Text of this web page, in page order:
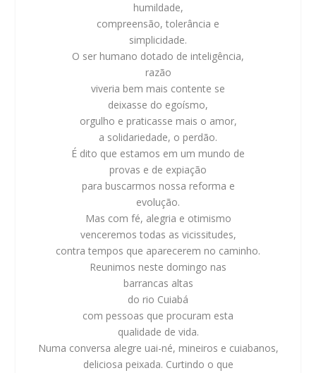
humildade,
compreensão, tolerância e
simplicidade.
O ser humano dotado de inteligência,
razão
viveria bem mais contente se
deixasse do egoísmo,
orgulho e praticasse mais o amor,
a solidariedade, o perdão.
É dito que estamos em um mundo de
provas e de expiação
para buscarmos nossa reforma e
evolução.
Mas com fé, alegria e otimismo
venceremos todas as vicissitudes,
contra tempos que aparecerem no caminho.
Reunimos neste domingo nas
barrancas altas
do rio Cuiabá
com pessoas que procuram esta
qualidade de vida.
Numa conversa alegre uai-né, mineiros e cuiabanos,
deliciosa peixada. Curtindo o que